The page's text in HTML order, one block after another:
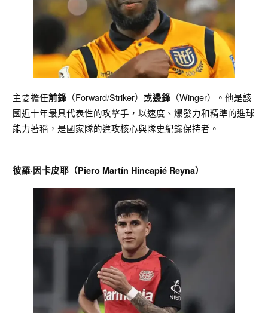
主要擔任前鋒 （Forward/Striker）或邊鋒 （Winger）。他是該
國近十年最具代表性的攻擊手，以速度、爆發力和精準的進球
能力著稱，是國家隊的進攻核心與隊史紀錄保持者。
彼羅·因卡皮耶（Piero Martín Hincapié Reyna）